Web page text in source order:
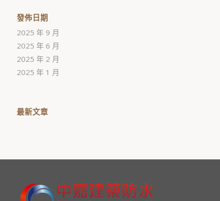
發佈日期
2025 年 9 月
2025 年 6 月
2025 年 2 月
2025 年 1 月
最新文章